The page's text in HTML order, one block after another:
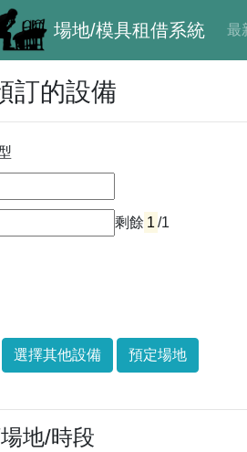
場地/模具租借系統 最
訂的設備
剩餘 1 /1
選擇其他設備 預定場地
地/時段